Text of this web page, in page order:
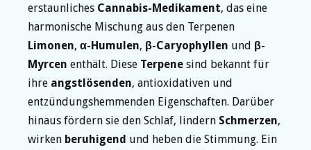
erstaunliches Cannabis-Medikament, das eine
harmonische Mischung aus den Terpenen
Limonen, α-Humulen, β-Caryophyllen und β-
Myrcen enthält. Diese Terpene sind bekannt für
ihre angstlösenden, antioxidativen und
entzündungshemmenden Eigenschaften. Darüber
hinaus fördern sie den Schlaf, lindern Schmerzen,
wirken beruhigend und heben die Stimmung. Ein